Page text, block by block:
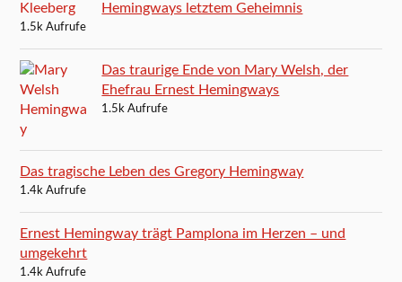
Hemingways letztem Geheimnis
1.5k Aufrufe
Das traurige Ende von Mary Welsh, der
Ehefrau Ernest Hemingways
1.5k Aufrufe
Das tragische Leben des Gregory Hemingway
1.4k Aufrufe
Ernest Hemingway trägt Pamplona im Herzen – und
umgekehrt
1.4k Aufrufe